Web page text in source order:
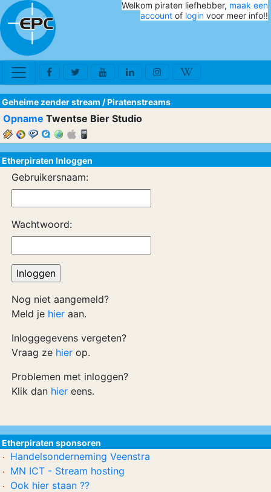
Welkom piraten liefhebber, maak een
account of login voor meer info!!
Geheime zender stream /Piratenstreams
Opname Twentse Bier Studio
Etherpiraten Inloggen
Gebruikersnaam:
Wachtwoord:
Nog niet aangemeld?
Meld je hier aan.
Inloggegevens vergeten?
Vraag ze hier op.
Problemen met inloggen?
Klik dan hier eens.
Etherpiraten sponsoren
Handelsonderneming Veenstra
MN ICT - Stream hosting
Ook hier staan ??